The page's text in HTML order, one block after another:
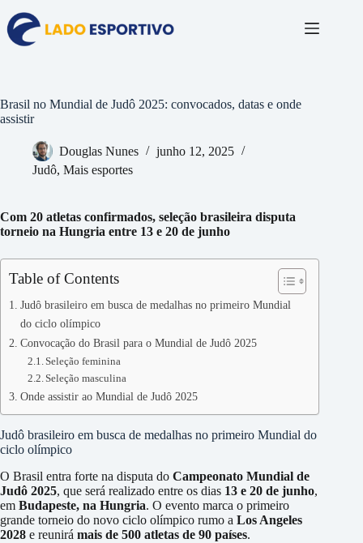
para
conteúdo
Brasil no Mundial de Judô 2025: convocados, datas e onde
assistir
Douglas Nunes
junho 12, 2025
Judô, Mais esportes
Com 20 atletas confirmados, seleção brasileira disputa
torneio na Hungria entre 13 e 20 de junho
Table of Contents
Judô brasileiro em busca de medalhas no primeiro Mundial
do ciclo olímpico
Convocação do Brasil para o Mundial de Judô 2025
Seleção feminina
Seleção masculina
Onde assistir ao Mundial de Judô 2025
Judô brasileiro em busca de medalhas no primeiro Mundial do
ciclo olímpico
O Brasil entra forte na disputa do Campeonato Mundial de
Judô 2025, que será realizado entre os dias 13 e 20 de junho,
em Budapeste, na Hungria. O evento marca o primeiro
grande torneio do novo ciclo olímpico rumo a Los Angeles
2028 e reunirá mais de 500 atletas de 90 países.